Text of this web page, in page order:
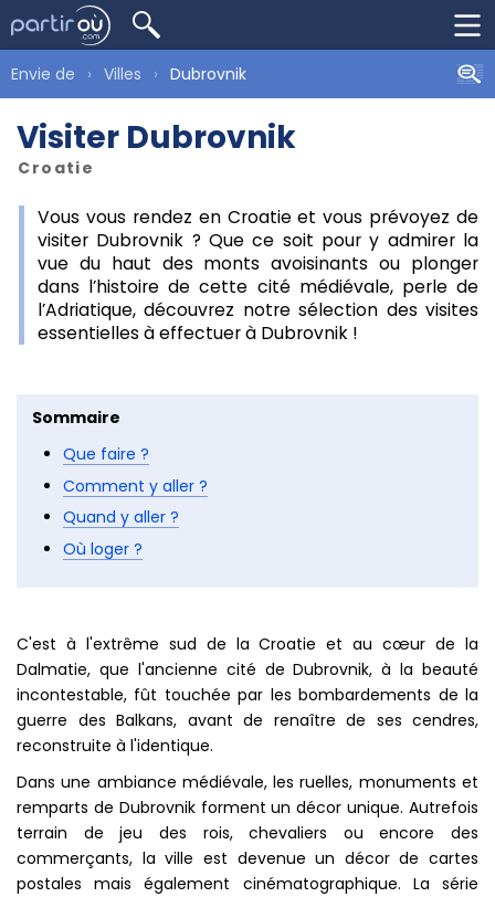
Envie de Villes Dubrovnik
Visiter Dubrovnik
Croatie
Vous vous rendez en Croatie et vous prévoyez de
visiter Dubrovnik ? Que ce soit pour y admirer la
vue du haut des monts avoisinants ou plonger
dans l’histoire de cette cité médiévale, perle de
l’Adriatique, découvrez notre sélection des visites
essentielles à effectuer à Dubrovnik !
Sommaire
Que faire ?
Comment y aller ?
Quand y aller ?
Où loger ?
C'est à l'extrême sud de la Croatie et au cœur de la
Dalmatie, que l'ancienne cité de Dubrovnik, à la beauté
incontestable, fût touchée par les bombardements de la
guerre des Balkans, avant de renaître de ses cendres,
reconstruite à l'identique.
Dans une ambiance médiévale, les ruelles, monuments et
remparts de Dubrovnik forment un décor unique. Autrefois
terrain de jeu des rois, chevaliers ou encore des
commerçants, la ville est devenue un décor de cartes
postales mais également cinématographique. La série